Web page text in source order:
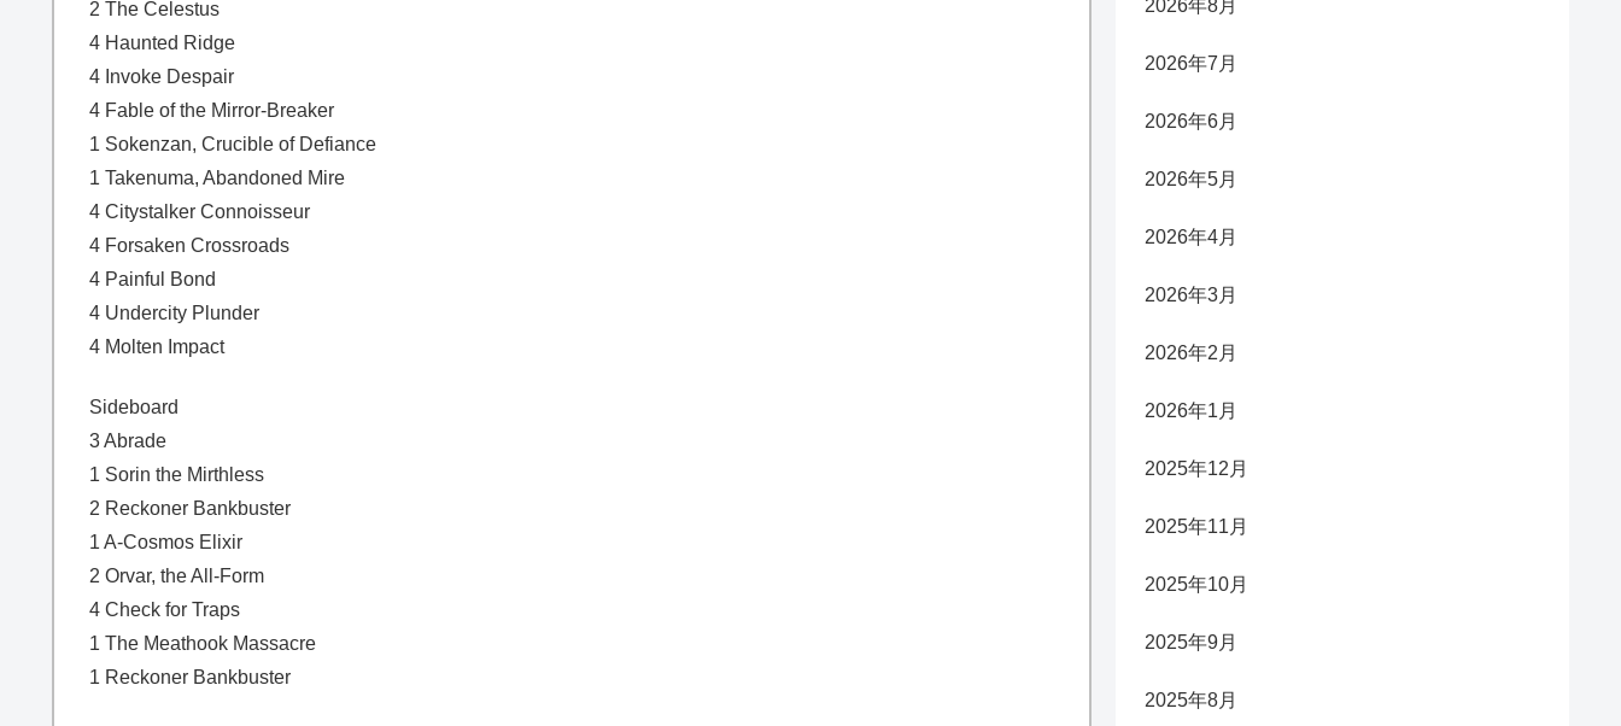
2 The Celestus
4 Haunted Ridge
4 Invoke Despair
4 Fable of the Mirror-Breaker
1 Sokenzan, Crucible of Defiance
1 Takenuma, Abandoned Mire
4 Citystalker Connoisseur
4 Forsaken Crossroads
4 Painful Bond
4 Undercity Plunder
4 Molten Impact
Sideboard
3 Abrade
1 Sorin the Mirthless
2 Reckoner Bankbuster
1 A-Cosmos Elixir
2 Orvar, the All-Form
4 Check for Traps
1 The Meathook Massacre
1 Reckoner Bankbuster
2026年8月
2026年7月
2026年6月
2026年5月
2026年4月
2026年3月
2026年2月
2026年1月
2025年12月
2025年11月
2025年10月
2025年9月
2025年8月